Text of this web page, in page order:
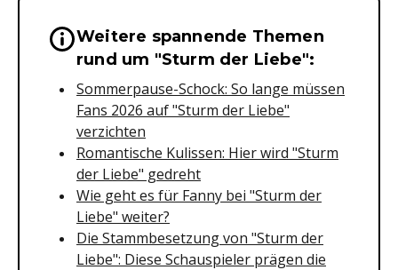
Wichtige Hinweise &
Weitere spannende Themen
rund um "Sturm der Liebe":
Sommerpause-Schock: So lange müssen
Fans 2026 auf "Sturm der Liebe"
verzichten
Romantische Kulissen: Hier wird "Sturm
der Liebe" gedreht
Wie geht es für Fanny bei "Sturm der
Liebe" weiter?
Die Stammbesetzung von "Sturm der
Liebe": Diese Schauspieler prägen die